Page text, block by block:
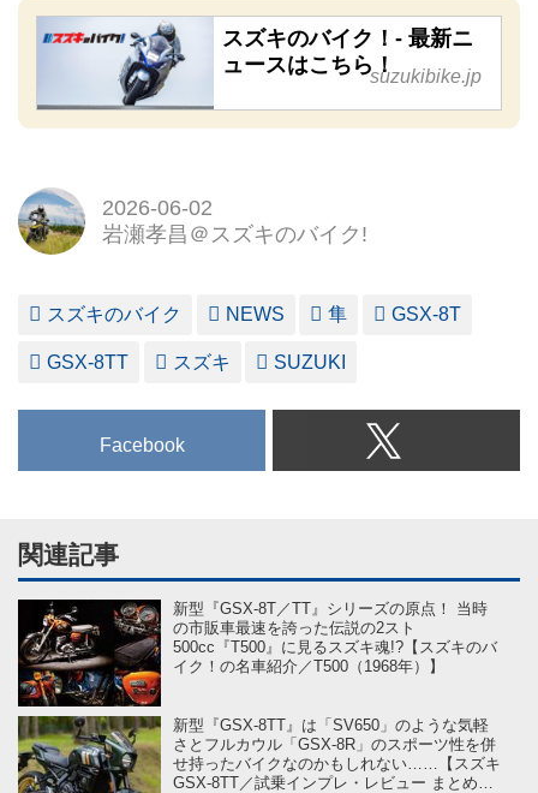
スズキのバイク！- 最新ニ
ュースはこちら！suzukibike.jp
2026-06-02
岩瀬孝昌＠スズキのバイク!
スズキのバイク NEWS 隼 GSX-8T
GSX-8TT スズキ SUZUKI
Facebook
関連記事
新型『GSX-8T／TT』シリーズの原点！ 当時
の市販車最速を誇った伝説の2スト
500cc『T500』に見るスズキ魂!?【スズキのバ
イク！の名車紹介／T500（1968年）】
新型『GSX-8TT』は「SV650」のような気軽
さとフルカウル「GSX-8R」のスポーツ性を併
せ持ったバイクなのかもしれない……【スズキ
GSX-8TT／試乗インプレ・レビュー まとめ